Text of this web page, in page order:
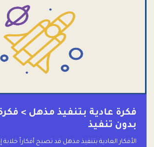
فكرة عادية بتنفيذ مذهل >
بدون تنفيذ
الأفكار العادية بتنفيذ مذهل قد تصبح أفكاراً